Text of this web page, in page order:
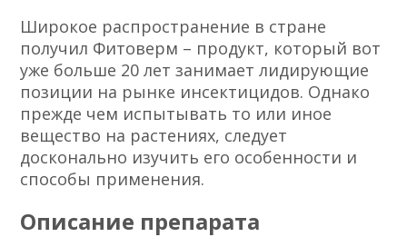
Широкое распространение в стране
получил Фитоверм – продукт, который вот
уже больше 20 лет занимает лидирующие
позиции на рынке инсектицидов. Однако
прежде чем испытывать то или иное
вещество на растениях, следует
досконально изучить его особенности и
способы применения.
Описание препарата